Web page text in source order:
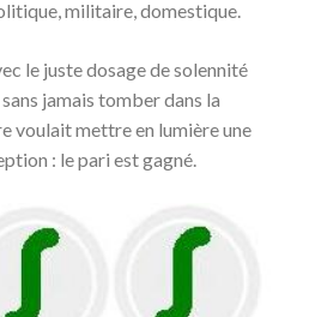
militaire, domestique.
le juste dosage de solennité
jamais tomber dans la
voulait mettre en lumière une
: le pari est gagné.